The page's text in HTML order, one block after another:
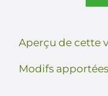
Aperçu de cette
Modifs